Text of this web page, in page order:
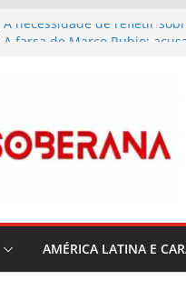
A necessidade de refletir
Televisão de 2026 e uma das
Cuba
AMÉRICA LATINA E